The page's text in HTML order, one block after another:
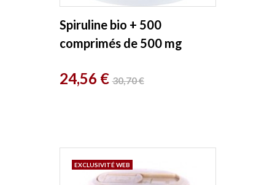
Spiruline bio + 500
comprimés de 500 mg
Prix
24,56 €Prix
30,70 €
EXCLUSIVITÉ WEB